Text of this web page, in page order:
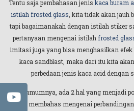
Tentu saja pembahasan jenis kaca buram
istilah frosted glass , kita tidak akan jauh
tapi bagaimanakah dengan istilah stiker
pertanyaan mengenai istilah frosted
imitasi juga yang bisa menghasilkan
kaca sandblast, maka dari itu kita
perbedaan jenis kaca acid dengan
Pada umumnya, ada 2 hal yang menjadi
mau membahas mengenai